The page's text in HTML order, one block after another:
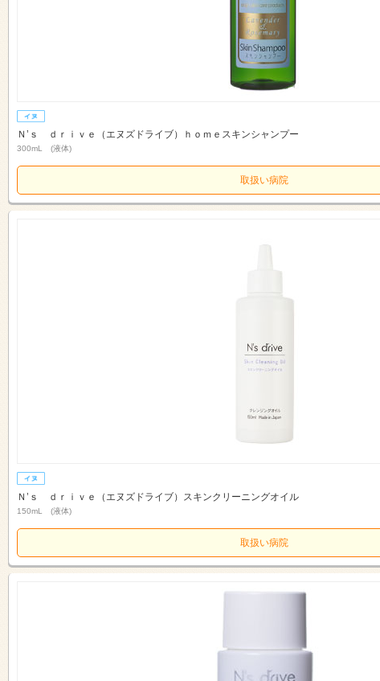
Ｎ’ｓ ｄｒｉｖｅ（エヌズドライブ）ｈｏｍｅスキンシャンプー
300mL (液体)
取扱い病院
Ｎ’ｓ ｄｒｉｖｅ（エヌズドライブ）スキンクリーニングオイル
150mL (液体)
取扱い病院